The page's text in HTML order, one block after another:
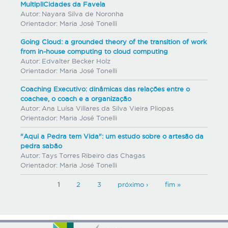
MultipliCidades da Favela
Autor: Nayara Silva de Noronha
Orientador: Maria José Tonelli
Going Cloud: a grounded theory of the transition of work
from in-house computing to cloud computing
Autor: Edvalter Becker Holz
Orientador: Maria José Tonelli
Coaching Executivo: dinâmicas das relações entre o
coachee, o coach e a organização
Autor: Ana Luísa Villares da Silva Vieira Pliopas
Orientador: Maria José Tonelli
"Aqui a Pedra tem Vida": um estudo sobre o artesão da
pedra sabão
Autor: Tays Torres Ribeiro das Chagas
Orientador: Maria José Tonelli
1 2 3 próximo › fim »